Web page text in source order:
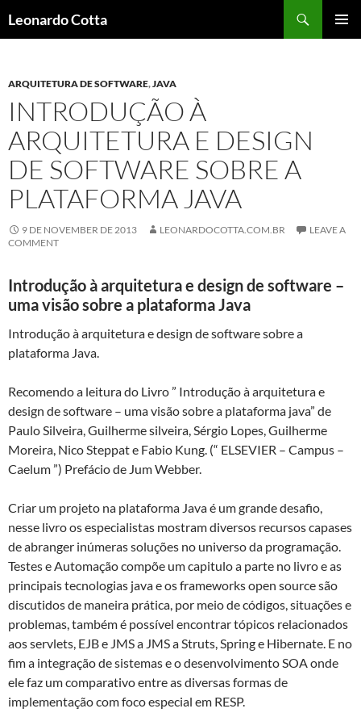
toLeonardo Cotta
ARQUITETURA DE SOFTWARE,JAVA
INTRODUÇÃO À
ARQUITETURA E DESIGN
DE SOFTWARE SOBRE A
PLATAFORMA JAVA
9 DE NOVEMBER DE 2013 LEONARDOCOTTA.COM.BR
LEAVE A
COMMENT
Introdução à arquitetura e design de software –
uma visão sobre a plataforma Java
Introdução à arquitetura e design de software sobre a
plataforma Java.
Recomendo a leitura do Livro ” Introdução à arquitetura e
design de software – uma visão sobre a plataforma java” de
Paulo Silveira, Guilherme silveira, Sérgio Lopes, Guilherme
Moreira, Nico Steppat e Fabio Kung. (“ ELSEVIER – Campus –
Caelum ”) Prefácio de Jum Webber.
Criar um projeto na plataforma Java é um grande desafio,
nesse livro os especialistas mostram diversos recursos capases
de abranger inúmeras soluções no universo da programação.
Testes e Automação compõe um capitulo a parte no livro e as
principais tecnologias java e os frameworks open source são
discutidos de maneira prática, por meio de códigos, situações e
problemas, também é possível encontrar tópicos relacionados
aos servlets, EJB e JMS a JMS a Struts, Spring e Hibernate. E no
fim a integração de sistemas e o desenvolvimento SOA onde
ele faz um comparativo entre as diversas formas de
implementação com foco especial em RESP.